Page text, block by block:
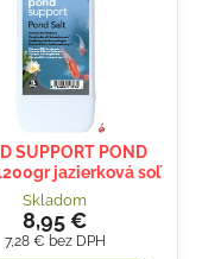
SUPPORT POND
jazierková soľ
Skladom
8,95 €
7,28 € bez DPH